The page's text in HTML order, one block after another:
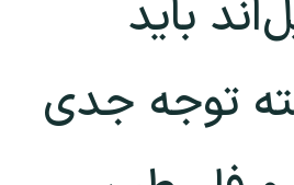
باید
توجه جدی